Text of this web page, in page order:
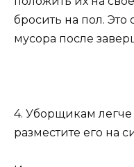
бросить на пол.
мусора после
4. Уборщикам
разместите его на